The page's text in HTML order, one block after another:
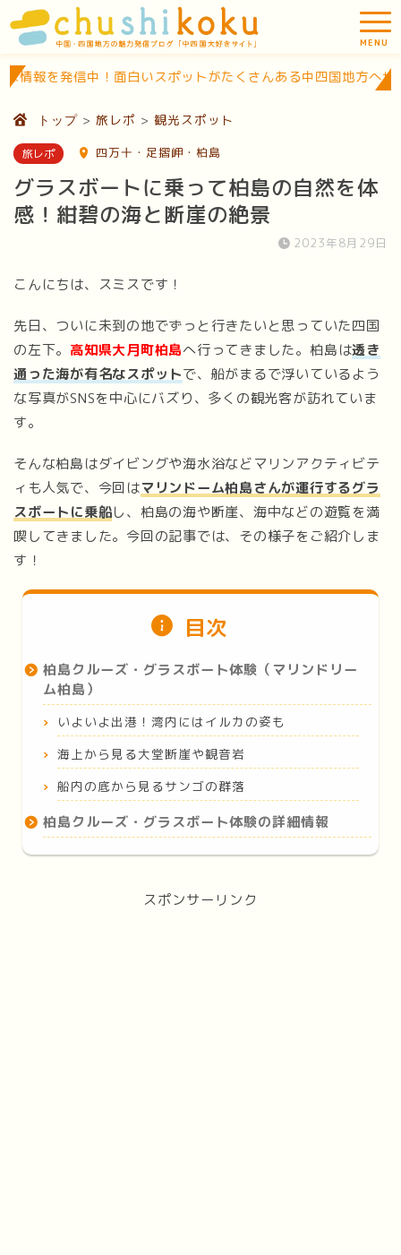
スポットがたくさんある中四国地方へぜひお越しください！
トップ > 旅レポ > 観光スポット
旅レポ 四万十・足摺岬・柏島
グラスボートに乗って柏島の自然を体
感！紺碧の海と断崖の絶景
2023年8月29日
こんにちは、スミスです！
先日、ついに未到の地でずっと行きたいと思っていた四国
の左下。 高知県大月町柏島へ行ってきました。柏島は透き
通った海が有名なスポットで、船がまるで浮いているよう
な写真がSNSを中心にバズり、多くの観光客が訪れていま
す。
そんな柏島はダイビングや海水浴などマリンアクティビテ
ィも人気で、今回はマリンドーム柏島さんが運行するグラ
スボートに乗船し、柏島の海や断崖、海中などの遊覧を満
喫してきました。今回の記事では、その様子をご紹介しま
す！
目次
柏島クルーズ・グラスボート体験（マリンドリー
ム柏島）
いよいよ出港！湾内にはイルカの姿も
海上から見る大堂断崖や観音岩
船内の底から見るサンゴの群落
柏島クルーズ・グラスボート体験の詳細情報
スポンサーリンク